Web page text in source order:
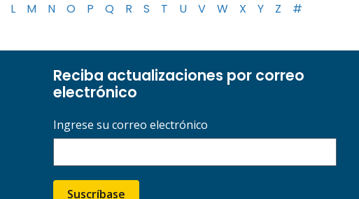
L M N O P Q R S T U V W X Y Z #
Reciba actualizaciones por correo
electrónico
Ingrese su correo electrónico
Suscríbase